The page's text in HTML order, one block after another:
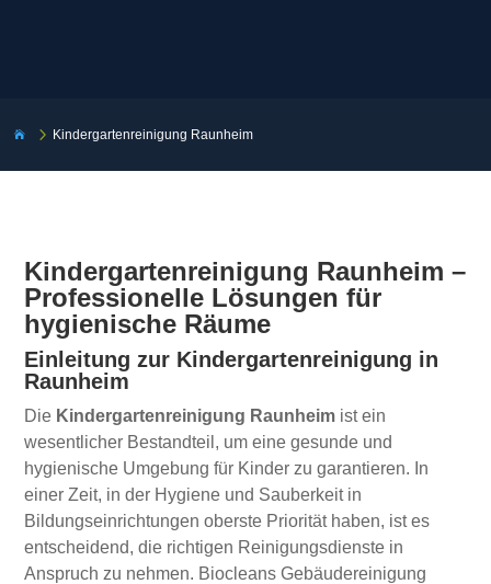
 5 Kindergartenreinigung Raunheim
Kindergartenreinigung Raunheim –
Professionelle Lösungen für
hygienische Räume
Einleitung zur Kindergartenreinigung in
Raunheim
Die Kindergartenreinigung Raunheim ist ein
wesentlicher Bestandteil, um eine gesunde und
hygienische Umgebung für Kinder zu garantieren. In
einer Zeit, in der Hygiene und Sauberkeit in
Bildungseinrichtungen oberste Priorität haben, ist es
entscheidend, die richtigen Reinigungsdienste in
Anspruch zu nehmen. Biocleans Gebäudereinigung